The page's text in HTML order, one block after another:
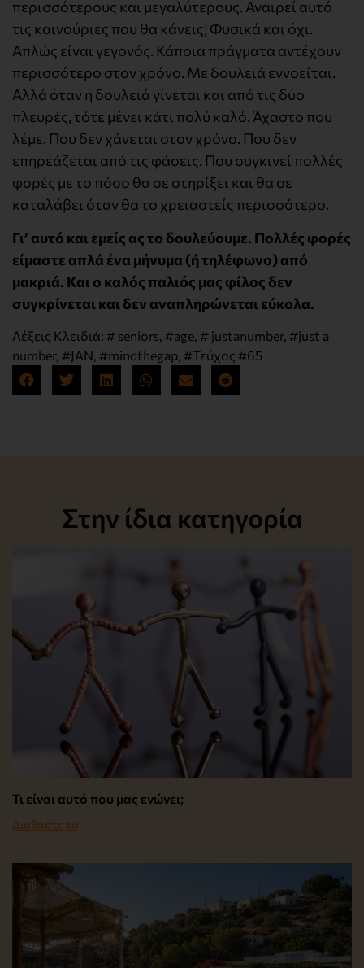
περισσότερους και μεγαλύτερους. Αναιρεί αυτό
τις καινούριες που θα κάνεις; Φυσικά και όχι.
Απλώς είναι γεγονός. Κάποια πράγματα αντέχουν
περισσότερο στον χρόνο. Με δουλειά εννοείται.
Αλλά όταν η δουλειά γίνεται και από τις δύο
πλευρές, τότε μένει κάτι πολύ καλό. Άχαστο που
λέμε. Που δεν χάνεται στον χρόνο. Που δεν
επηρεάζεται από τις φάσεις. Που συγκινεί πολλές
φορές με το πόσο θα σε στηρίξει και θα σε
καταλάβει όταν θα το χρειαστείς περισσότερο.
Γι’ αυτό και εμείς ας το δουλεύουμε. Πολλές φορές
είμαστε απλά ένα μήνυμα (ή τηλέφωνο) από
μακριά. Και ο καλός παλιός μας φίλος δεν
συγκρίνεται και δεν αναπληρώνεται εύκολα.
Λέξεις Κλειδιά: # seniors, #age, # justanumber, #just a
number, #JAN, #mindthegap, #Τεύχος #65
Στην ίδια κατηγορία
Τι είναι αυτό που μας ενώνει;
Διαβάστε το